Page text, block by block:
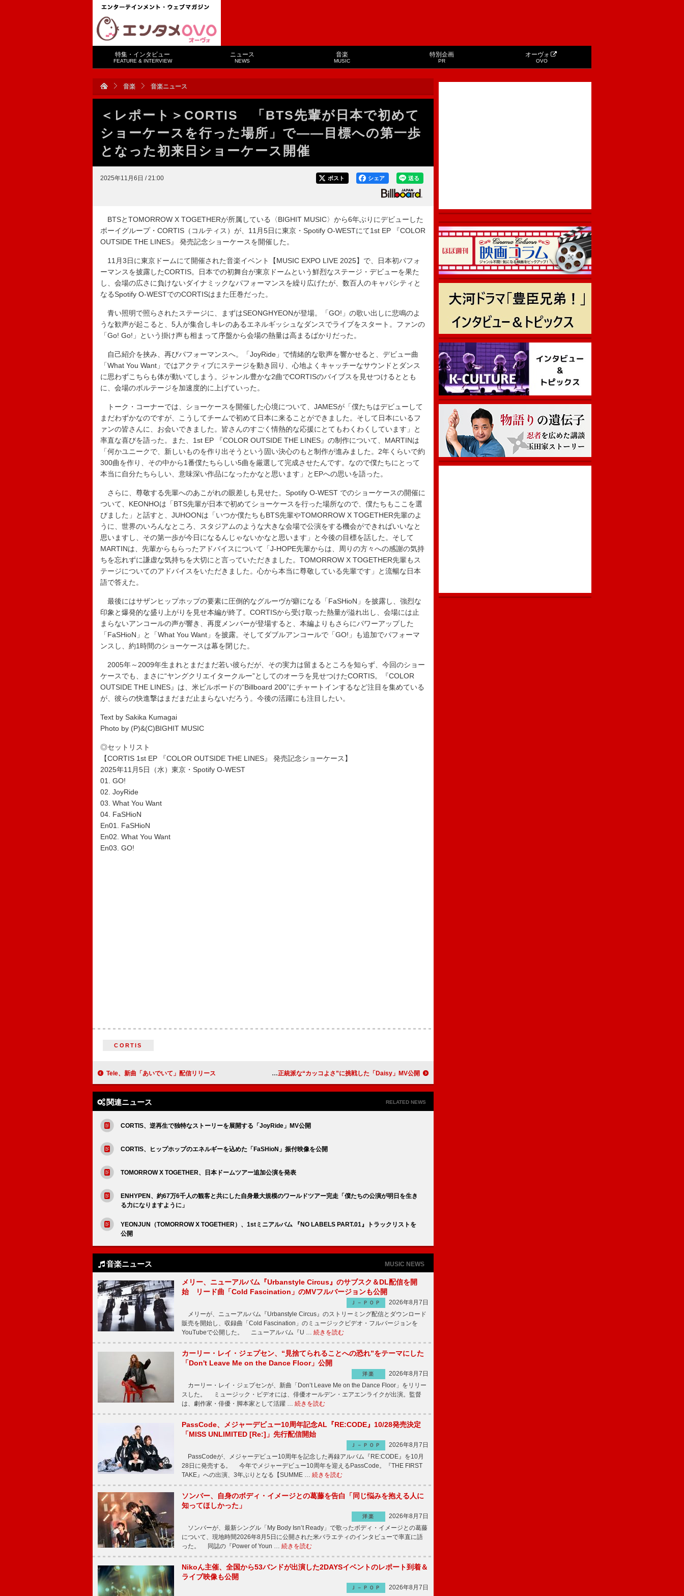
特集・インタビュー
FEATURE & INTERVIEW
ニュース
NEWS
音楽
MUSIC
特別企画
PR
オーヴォ
OVO
音楽 音楽ニュース
＜レポート＞CORTIS 「BTS先輩が日本で初めて
ショーケースを行った場所」で――目標への第一歩
となった初来日ショーケース開催
2025年11月6日 / 21:00 送る
シェア
ポスト
BTSとTOMORROW X TOGETHERが所属している〈BIGHIT MUSIC〉から6年ぶりにデビューした
ボーイグループ・CORTIS（コルティス）が、11月5日に東京・Spotify O-WESTにて1st EP 『COLOR
OUTSIDE THE LINES』 発売記念ショーケースを開催した。
11月3日に東京ドームにて開催された音楽イベント【MUSIC EXPO LIVE 2025】で、日本初パフォ
ーマンスを披露したCORTIS。日本での初舞台が東京ドームという鮮烈なステージ・デビューを果た
し、会場の広さに負けないダイナミックなパフォーマンスを繰り広げたが、数百人のキャパシティと
なるSpotify O-WESTでのCORTISはまた圧巻だった。
青い照明で照らされたステージに、まずはSEONGHYEONが登場。「GO!」の歌い出しに悲鳴のよ
うな歓声が起こると、5人が集合しキレのあるエネルギッシュなダンスでライブをスタート。ファンの
「Go! Go!」という掛け声も相まって序盤から会場の熱量は高まるばかりだった。
自己紹介を挟み、再びパフォーマンスへ。「JoyRide」で情緒的な歌声を響かせると、デビュー曲
「What You Want」ではアクティブにステージを動き回り、心地よくキャッチーなサウンドとダンス
に思わずこちらも体が動いてしまう。ジャンル豊かな2曲でCORTISのバイブスを見せつけるととも
に、会場のボルテージを加速度的に上げていった。
トーク・コーナーでは、ショーケースを開催した心境について、JAMESが「僕たちはデビューして
まだわずかなのですが、こうしてチームで初めて日本に来ることができました。そして日本にいるフ
ァンの皆さんに、お会いできました。皆さんのすごく情熱的な応援にとてもわくわくしています」と
率直な喜びを語った。また、1st EP 『COLOR OUTSIDE THE LINES』の制作について、MARTINは
「何かユニークで、新しいものを作り出そうという固い決心のもと制作が進みました。2年くらいで約
300曲を作り、その中から1番僕たちらしい5曲を厳選して完成させたんです。なので僕たちにとって
本当に自分たちらしい、意味深い作品になったかなと思います」とEPへの思いを語った。
さらに、尊敬する先輩へのあこがれの眼差しも見せた。Spotify O-WEST でのショーケースの開催に
ついて、KEONHOは「BTS先輩が日本で初めてショーケースを行った場所なので、僕たちもここを選
びました」と話すと、JUHOONは「いつか僕たちもBTS先輩やTOMORROW X TOGETHER先輩のよ
うに、世界のいろんなところ、スタジアムのような大きな会場で公演をする機会ができればいいなと
思いますし、その第一歩が今日になるんじゃないかなと思います」と今後の目標を話した。そして
MARTINは、先輩からもらったアドバイスについて「J-HOPE先輩からは、周りの方々への感謝の気持
ちを忘れずに謙虚な気持ちを大切にと言っていただきました。TOMORROW X TOGETHER先輩もス
テージについてのアドバイスをいただきました。心から本当に尊敬している先輩です」と流暢な日本
語で答えた。
最後にはサザンヒップホップの要素に圧倒的なグルーヴが癖になる「FaSHioN」を披露し、強烈な
印象と爆発的な盛り上がりを見せ本編が終了。CORTISから受け取った熱量が溢れ出し、会場には止
まらないアンコールの声が響き、再度メンバーが登場すると、本編よりもさらにパワーアップした
「FaSHioN」と「What You Want」を披露。そしてダブルアンコールで「GO!」も追加でパフォーマ
ンスし、約1時間のショーケースは幕を閉じた。
2005年～2009年生まれとまだまだ若い彼らだが、その実力は留まるところを知らず、今回のショー
ケースでも、まさに“ヤングクリエイタークルー”としてのオーラを見せつけたCORTIS。『COLOR
OUTSIDE THE LINES』は、米ビルボードの“Billboard 200”にチャートインするなど注目を集めている
が、彼らの快進撃はまだまだ止まらないだろう。今後の活躍にも注目したい。
Text by Sakika Kumagai
Photo by (P)&(C)BIGHIT MUSIC
◎セットリスト
【CORTIS 1st EP 『COLOR OUTSIDE THE LINES』 発売記念ショーケース】
2025年11月5日（水）東京・Spotify O-WEST
01. GO!
02. JoyRide
03. What You Want
04. FaSHioN
En01. FaSHioN
En02. What You Want
En03. GO!
CORTIS
Tele、新曲「あいでいて」配信リリース Lienel、白タキシードで正統派な“カッコよさ”に挑戦した「Daisy」MV公開
関連ニュース RELATED NEWS
CORTIS、逆再生で独特なストーリーを展開する「JoyRide」MV公開
CORTIS、ヒップホップのエネルギーを込めた「FaSHioN」振付映像を公開
TOMORROW X TOGETHER、日本ドームツアー追加公演を発表
ENHYPEN、約67万6千人の観客と共にした自身最大規模のワールドツアー完走「僕たちの公演が明日を生き
る力になりますように」
YEONJUN（TOMORROW X TOGETHER）、1stミニアルバム 『NO LABELS PART.01』トラックリストを
公開
音楽ニュース MUSIC NEWS
メリー、ニューアルバム『Urbanstyle Circus』のサブスク＆DL配信を開
始 リード曲「Cold Fascination」のMVフルバージョンも公開
Ｊ－ＰＯＰ
2026年8月7日
メリーが、ニューアルバム『Urbanstyle Circus』のストリーミング配信とダウンロード
販売を開始し、収録曲「Cold Fascination」のミュージックビデオ・フルバージョンを
YouTubeで公開した。 ニューアルバム『U … 続きを読む
カーリー・レイ・ジェプセン、“見捨てられることへの恐れ”をテーマにした
「Don't Leave Me on the Dance Floor」公開
洋楽
2026年8月7日
カーリー・レイ・ジェプセンが、新曲「Don’t Leave Me on the Dance Floor」をリリー
スした。 ミュージック・ビデオには、俳優オールデン・エアエンライクが出演。監督
は、劇作家・俳優・脚本家として活躍 … 続きを読む
PassCode、メジャーデビュー10周年記念AL『RE:CODE』10/28発売決定
「MISS UNLIMITED [Re:]」先行配信開始
Ｊ－ＰＯＰ
2026年8月7日
PassCodeが、メジャーデビュー10周年を記念した再録アルバム『RE:CODE』を10月
28日に発売する。 今年でメジャーデビュー10周年を迎えるPassCode。『THE FIRST
TAKE』への出演、3年ぶりとなる【SUMME … 続きを読む
ソンバー、自身のボディ・イメージとの葛藤を告白「同じ悩みを抱える人に
知ってほしかった」
洋楽
2026年8月7日
ソンバーが、最新シングル「My Body Isn’t Ready」で歌ったボディ・イメージとの葛藤
について、現地時間2026年8月5日に公開された米バラエティのインタビューで率直に語
った。 同誌の『Power of Youn … 続きを読む
Nikoん主催、全国から53バンドが出演した2DAYSイベントのレポート到着＆
ライブ映像も公開
Ｊ－ＰＯＰ
2026年8月7日